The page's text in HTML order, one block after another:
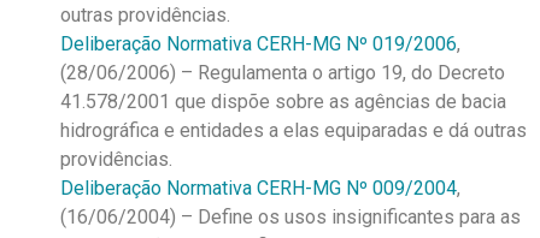
outras providências.
Deliberação Normativa CERH-MG Nº 019/2006,
(28/06/2006) – Regulamenta o artigo 19, do Decreto
41.578/2001 que dispõe sobre as agências de bacia
hidrográfica e entidades a elas equiparadas e dá outras
providências.
Deliberação Normativa CERH-MG Nº 009/2004,
(16/06/2004) – Define os usos insignificantes para as